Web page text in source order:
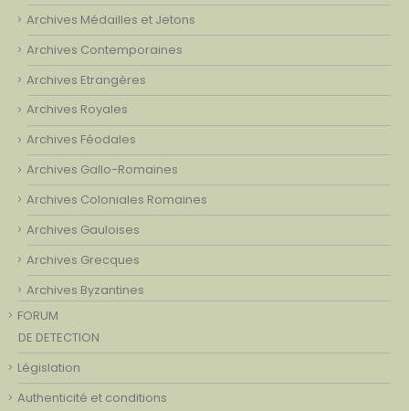
Archives Médailles et Jetons
Archives Contemporaines
Archives Etrangères
Archives Royales
Archives Féodales
Archives Gallo-Romaines
Archives Coloniales Romaines
Archives Gauloises
Archives Grecques
Archives Byzantines
FORUM
DE DETECTION
Législation
Authenticité et conditions